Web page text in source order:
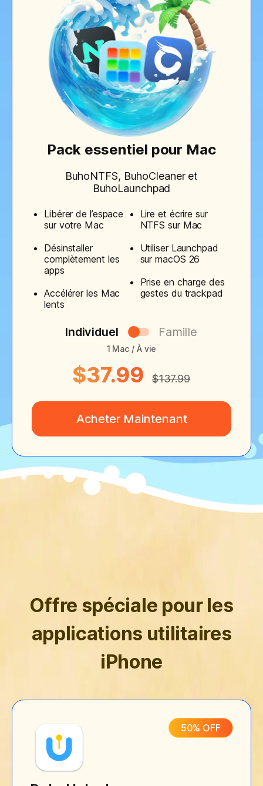
Pack essentiel pour Mac
BuhoNTFS, BuhoCleaner et
BuhoLaunchpad
Libérer de l’espace
sur votre Mac
Désinstaller
complètement les
apps
Accélérer les Mac
lents
Lire et écrire sur
NTFS sur Mac
Utiliser Launchpad
sur macOS 26
Prise en charge des
gestes du trackpad
Individuel Famille
1 Mac / À vie
$37.99 $137.99
Acheter Maintenant
Offre spéciale pour les
applications utilitaires
iPhone
50% OFF